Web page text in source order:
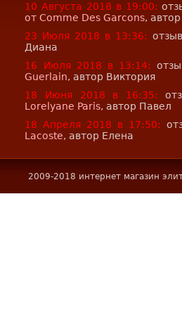
10 Августа 2018 в 19:00:
от Comme Des Garcons,
23 Июля 2018 в 13:36:
Диана
16 Июля 2018 в 13:14:
Guerlain, автор Виктория
18 Июня 2018 в 16:35:
Lorelyane Paris, автор Павел
18 Апреля 2018 в 17:50:
Lacoste, автор Елена
2009-2018 интернет магазин